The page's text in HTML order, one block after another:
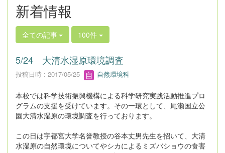
新着情報
全ての記事 100件
5/24 大清水湿原環境調査
投稿日時 : 2017/05/25 自然環境科
本校では科学技術振興機構による科学研究実践活動推進プロ
グラムの支援を受けています。その一環として、尾瀬国立公
園大清水湿原の環境調査を行っております。
この日は宇都宮大学名誉教授の谷本丈男先生を招いて、大清
水湿原の自然環境についてやシカによるミズバショウの食害